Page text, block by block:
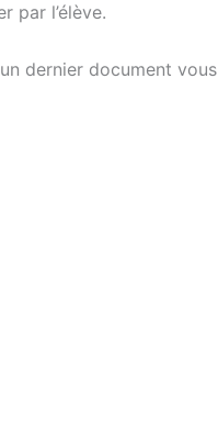
par l’élève.
dernier document